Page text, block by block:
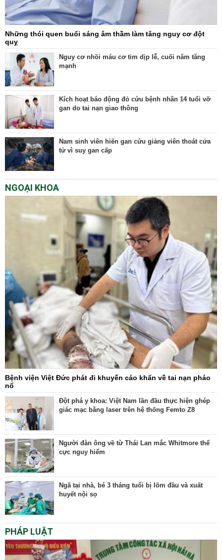
Những thói quen buổi sáng âm thầm làm tăng nguy cơ đột
quỵ
Nguy cơ nhồi máu cơ tim dịp lễ, cuối năm tăng
mạnh
Kích hoạt báo động đỏ cứu bệnh nhân 14 tuổi vỡ
gan do tai nạn giao thông
Nam sinh viên hiến gan cứu giảng viên thoát cửa
tử vì suy gan cấp
NGOẠI KHOA
Bệnh viện Việt Đức phát đi khuyến cáo khẩn về tai nạn pháo
nổ
Đột phá y khoa: Việt Nam lần đầu thực hiện ghép
giác mạc bằng laser trên hệ thống Femto Z8
Người đàn ông về từ Thái Lan mắc Whitmore thể
cực nguy hiểm
Ngã tại nhà, bé 3 tháng tuổi bị lõm đầu và xuất
huyết nội sọ
PHÁP LUẬT